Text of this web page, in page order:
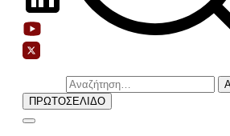
Αναζήτηση
για:
ΠΡΩΤΟΣΕΛΙΔΟ